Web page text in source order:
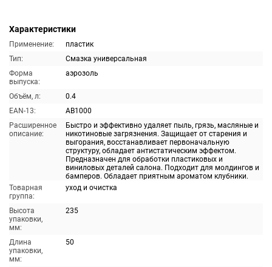
Характеристики
Применение:
пластик
Тип:
Смазка универсальная
Форма
выпуска:
аэрозоль
Объём, л:
0.4
EAN-13:
AB1000
Расширенное
описание:
Быстро и эффективно удаляет пыль, грязь, масляные и
никотиновые загрязнения. Защищает от старения и
выгорания, восстанавливает первоначальную
структуру, обладает антистатическим эффектом.
Предназначен для обработки пластиковых и
виниловых деталей салона. Подходит для молдингов и
бамперов. Обладает приятным ароматом клубники.
Товарная
группа:
уход и очистка
Высота
упаковки,
мм:
235
Длина
упаковки,
мм:
50